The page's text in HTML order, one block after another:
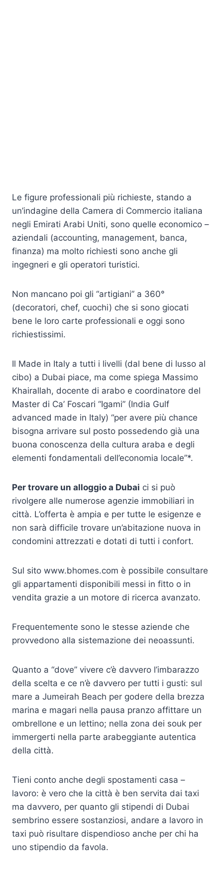
Le figure professionali più richieste, stando a
un’indagine della Camera di Commercio italiana
negli Emirati Arabi Uniti, sono quelle economico –
aziendali (accounting, management, banca,
finanza) ma molto richiesti sono anche gli
ingegneri e gli operatori turistici.
Non mancano poi gli “artigiani” a 360°
(decoratori, chef, cuochi) che si sono giocati
bene le loro carte professionali e oggi sono
richiestissimi.
Il Made in Italy a tutti i livelli (dal bene di lusso al
cibo) a Dubai piace, ma come spiega Massimo
Khairallah, docente di arabo e coordinatore del
Master di Ca’ Foscari “Igami” (India Gulf
advanced made in Italy) “per avere più chance
bisogna arrivare sul posto possedendo già una
buona conoscenza della cultura araba e degli
elementi fondamentali dell’economia locale”*.
Per trovare un alloggio a Dubai ci si può
rivolgere alle numerose agenzie immobiliari in
città. L’offerta è ampia e per tutte le esigenze e
non sarà difficile trovare un’abitazione nuova in
condomini attrezzati e dotati di tutti i confort.
Sul sito www.bhomes.com è possibile consultare
gli appartamenti disponibili messi in fitto o in
vendita grazie a un motore di ricerca avanzato.
Frequentemente sono le stesse aziende che
provvedono alla sistemazione dei neoassunti.
Quanto a “dove” vivere c’è davvero l’imbarazzo
della scelta e ce n’è davvero per tutti i gusti: sul
mare a Jumeirah Beach per godere della brezza
marina e magari nella pausa pranzo affittare un
ombrellone e un lettino; nella zona dei souk per
immergerti nella parte arabeggiante autentica
della città.
Tieni conto anche degli spostamenti casa –
lavoro: è vero che la città è ben servita dai taxi
ma davvero, per quanto gli stipendi di Dubai
sembrino essere sostanziosi, andare a lavoro in
taxi può risultare dispendioso anche per chi ha
uno stipendio da favola.